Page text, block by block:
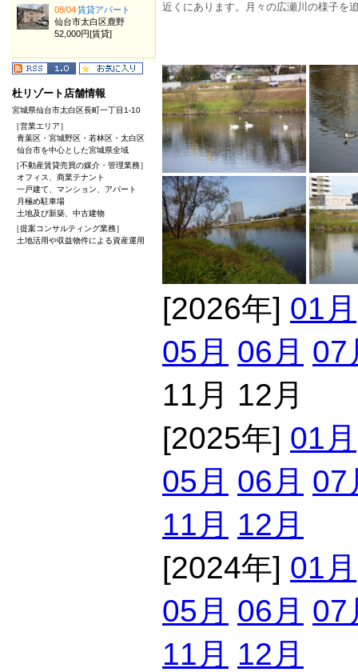
近くにあります。月々の広瀬川の様子を
[2026年] 01月
05月 06月 07
11月 12月
[2025年] 01月
05月 06月 07
11月 12月
[2024年] 01月
05月 06月 07
11月 12月
08/04賃貸アパート
仙台市太白区鹿野
52,000円[賃貸]
杜リゾート店舗情報
宮城県仙台市太白区長町一丁目1-10
［営業エリア］
青葉区・宮城野区・若林区・太白区
仙台市を中心とした宮城県全域
［不動産賃貸売買の媒介・管理業務］
オフィス、商業テナント
一戸建て、マンション、アパート
月極め駐車場
土地及び新築、中古建物
［提案コンサルティング業務］
土地活用や収益物件による資産運用